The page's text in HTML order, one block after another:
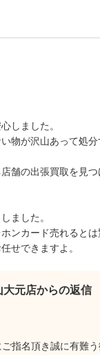
しました。
物が沢山あって処
舗の出張買取を見
ました。
ンカード売れるとは
せできますよ。
元店からの返信
指名頂き誠に有難う